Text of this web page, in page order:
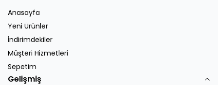
Anasayfa
Yeni Ürünler
İndirimdekiler
Müşteri Hizmetleri
Sepetim
Gelişmiş